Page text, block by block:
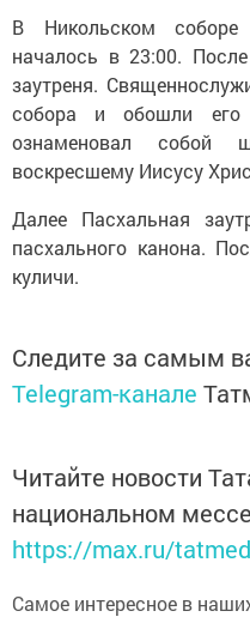
В Никольском соборе
началось в 23:00.
заутреня.
собора и обошли его
ознаменовал собой
воскресшему Иисусу
Далее Пасхальная
пасхального канона.
куличи.
Следите за самым
Telegram-канале
Читайте новости
национальном
https://max.ru/
Самое интересное в